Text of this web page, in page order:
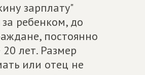
зарплату"
ребенком, до
постоянно
лет. Размер
или отец не